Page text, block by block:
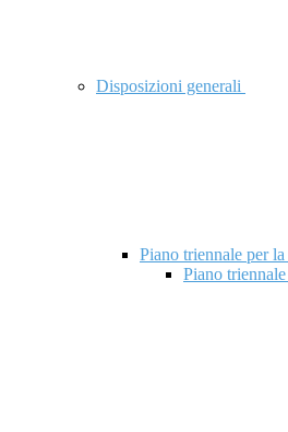
Disposizioni generali
Piano triennale per
Piano